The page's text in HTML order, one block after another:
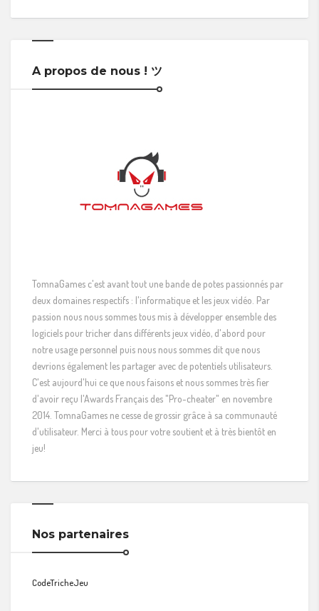
A propos de nous ! ツ
TomnaGames c'est avant tout une bande de potes passionnés par
deux domaines respectifs : l'informatique et les jeux vidéo. Par
passion nous nous sommes tous mis à développer ensemble des
logiciels pour tricher dans différents jeux vidéo, d'abord pour
notre usage personnel puis nous nous sommes dit que nous
devrions également les partager avec de potentiels utilisateurs.
C'est aujourd'hui ce que nous faisons et nous sommes très fier
d'avoir reçu l'Awards Français des "Pro-cheater" en novembre
2014. TomnaGames ne cesse de grossir grâce à sa communauté
d'utilisateur. Merci à tous pour votre soutient et à très bientôt en
jeu!
Nos partenaires
CodeTricheJeu